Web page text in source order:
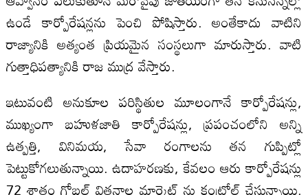
ఉండే కార్పోరేషన్లను పెంచి పోషిస్తారు. అంతేకాదు వాటిని
రాజ్యానికి అత్యంత ప్రియమైన సంస్థలుగా మారుస్తారు. వాటి
గుత్తాధిపత్యానికి రాజ ముద్ర వేస్తారు.
ఇటువంటి అనుకూల పరిస్థితుల మూలంగానే కార్పోరేషన్లు,
ముఖ్యంగా బహుళజాతి కార్పోరేషన్లు, ప్రపంచంలోని అన్ని
ఉత్పత్తి, వినిమయ, సేవా రంగాలను తన గుప్పిట్లో
పెట్టుకోగలుతున్నాయి. ఉదాహరణకు, కేవలం ఆరు కార్పోరేషన్లు
72 శాతం గ్లోబల్ విత్తనాల మార్కెట్ ను కంట్రోల్ చేస్తున్నాయి.